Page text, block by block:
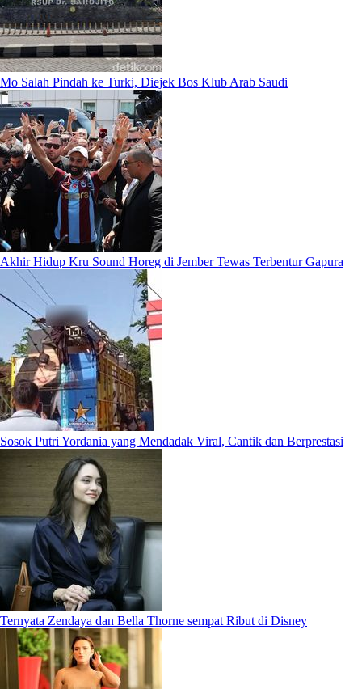
Mo Salah Pindah ke Turki, Diejek Bos Klub Arab Saudi
Akhir Hidup Kru Sound Horeg di Jember Tewas Terbentur Gapura
Sosok Putri Yordania yang Mendadak Viral, Cantik dan Berprestasi
Ternyata Zendaya dan Bella Thorne sempat Ribut di Disney